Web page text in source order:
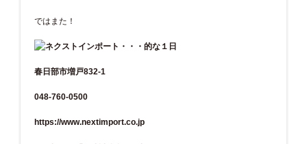
ではまた！
春日部市増戸832-1
048-760-0500
https://www.nextimport.co.jp